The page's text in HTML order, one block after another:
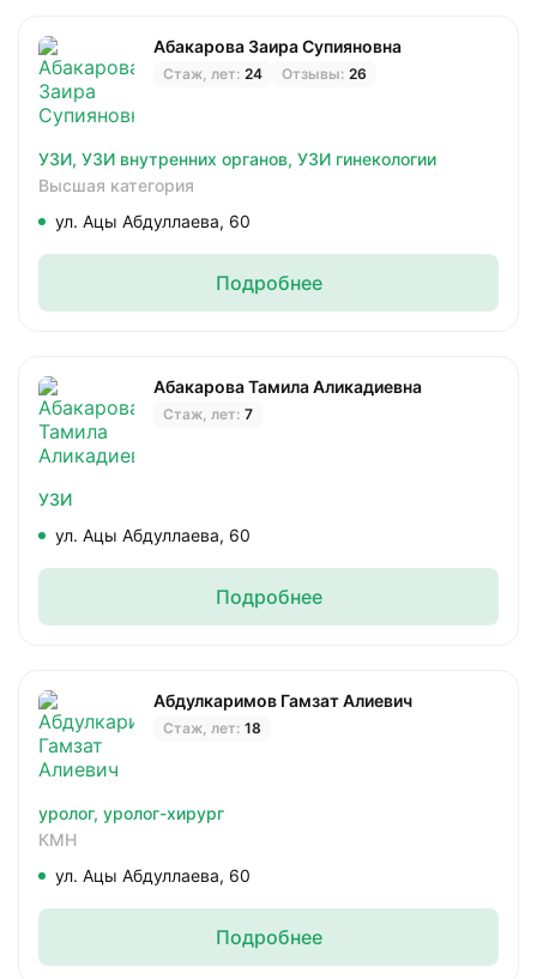
Абакарова Заира Супияновна
Стаж, лет: 24 Отзывы: 26
УЗИ, УЗИ внутренних органов, УЗИ гинекологии
Высшая категория
ул. Ацы Абдуллаева, 60
Подробнее
Абакарова Тамила Аликадиевна
Стаж, лет: 7
УЗИ
ул. Ацы Абдуллаева, 60
Подробнее
Абдулкаримов Гамзат Алиевич
Стаж, лет: 18
уролог, уролог-хирург
КМН
ул. Ацы Абдуллаева, 60
Подробнее